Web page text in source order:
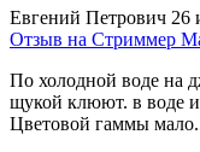
Евгений Петрович 26
Отзыв на Стриммер
По холодной воде на
щукой клюют. в воде
Цветовой гаммы